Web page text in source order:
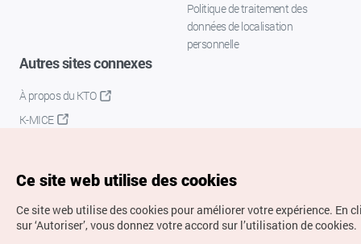
Politique de traitement des
données de localisation
personnelle
Autres sites connexes
À propos du KTO
K-MICE
Ce site web utilise des cookies
Ce site web utilise des cookies pour améliorer votre expérience. En
sur ‘Autoriser’, vous donnez votre accord sur l’utilisation de cookies.